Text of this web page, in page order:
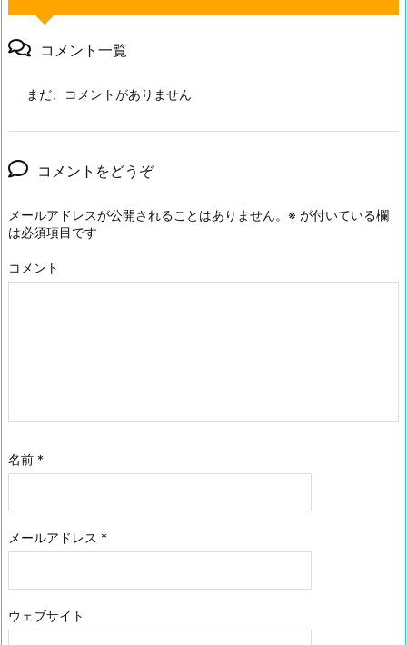
コメント一覧
まだ、コメントがありません
コメントをどうぞ
メールアドレスが公開されることはありません。 ※ が付いている欄
は必須項目です
コメント
名前 *
メールアドレス *
ウェブサイト